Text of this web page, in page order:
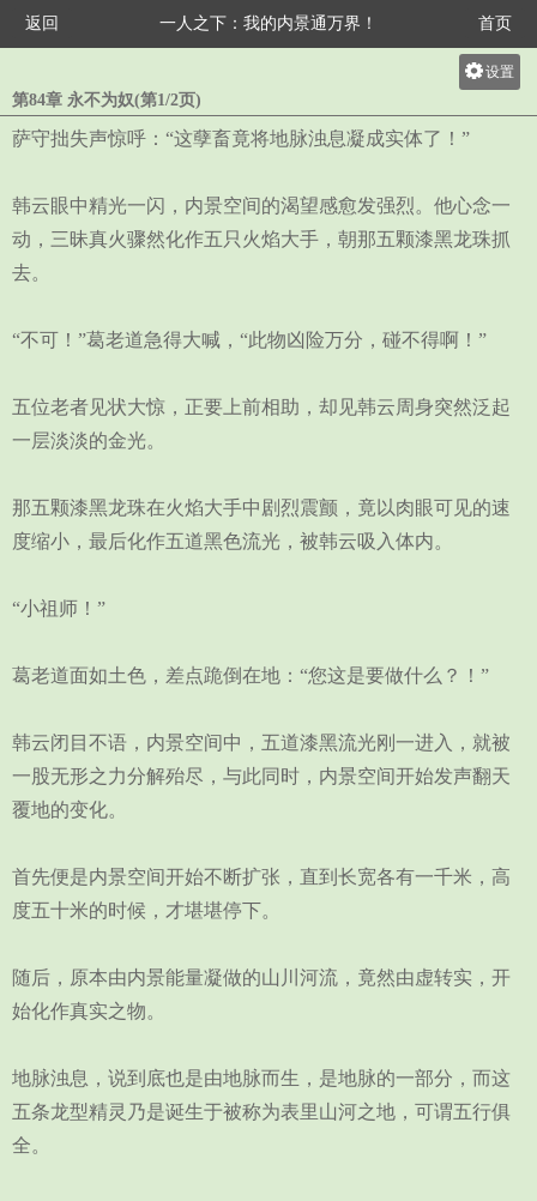
返回 一人之下：我的内景通万界！ 首页
设置
小
第84章 永不为奴(第1/2页)
萨守拙失声惊呼：“这孽畜竟将地脉浊息凝成实体了！”
韩云眼中精光一闪，内景空间的渴望感愈发强烈。他心念一
动，三昧真火骤然化作五只火焰大手，朝那五颗漆黑龙珠抓
去。
“不可！”葛老道急得大喊，“此物凶险万分，碰不得啊！”
五位老者见状大惊，正要上前相助，却见韩云周身突然泛起
一层淡淡的金光。
那五颗漆黑龙珠在火焰大手中剧烈震颤，竟以肉眼可见的速
度缩小，最后化作五道黑色流光，被韩云吸入体内。
“小祖师！”
葛老道面如土色，差点跪倒在地：“您这是要做什么？！”
韩云闭目不语，内景空间中，五道漆黑流光刚一进入，就被
一股无形之力分解殆尽，与此同时，内景空间开始发声翻天
覆地的变化。
首先便是内景空间开始不断扩张，直到长宽各有一千米，高
度五十米的时候，才堪堪停下。
随后，原本由内景能量凝做的山川河流，竟然由虚转实，开
始化作真实之物。
地脉浊息，说到底也是由地脉而生，是地脉的一部分，而这
五条龙型精灵乃是诞生于被称为表里山河之地，可谓五行俱
全。